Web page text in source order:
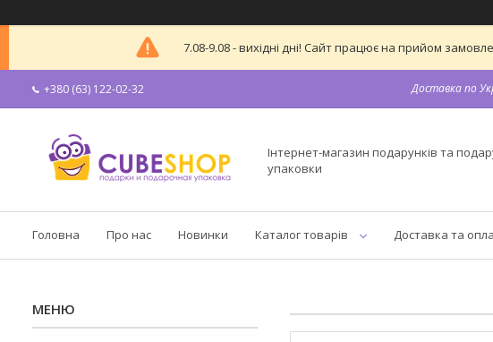
7.08-9.08 - вихідні дні! Сайт працює на прийом
+380 (63) 122-02-32 Доставка по
Інтернет-магазин подарунків та
упаковки
Головна Про нас Новинки Каталог товарів Доставка та